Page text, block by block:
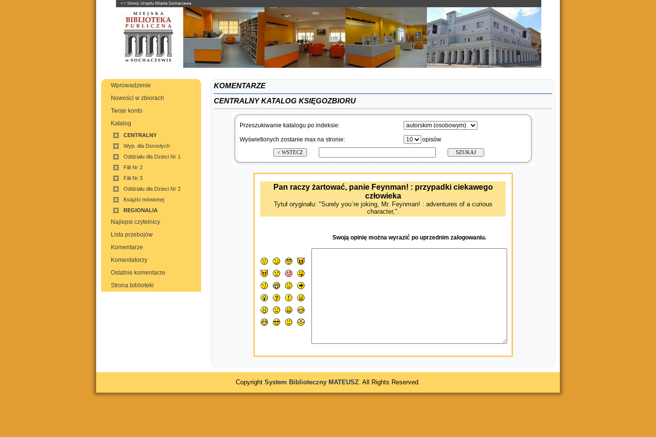
Wprowadzenie
Nowości w zbiorach
Twoje konto
Katalog
CENTRALNY
Wyp. dla Dorosłych
Oddziału dla Dzieci Nr 1
Filii Nr 2
Filii Nr 3
Oddziału dla Dzieci Nr 2
Książki mówionej
REGIONALIA
Najlepsi czytelnicy
Lista przebojów
Komentarze
Komentatorzy
Ostatnie komentarze
Strona biblioteki
KOMENTARZE
CENTRALNY KATALOG KSIĘGOZBIORU
Przeszukiwanie katalogu po indeksie:
Wyświetlonych zostanie max na stronie: opisów
Pan raczy żartować, panie Feynman! : przypadki ciekawego
człowieka
Tytuł oryginału: "Surely you`re joking, Mr. Feynman! : adventures of a curious
character,".
Swoją opinię można wyrazić po uprzednim zalogowaniu.
Copyright System Biblioteczny MATEUSZ. All Rights Reserved.